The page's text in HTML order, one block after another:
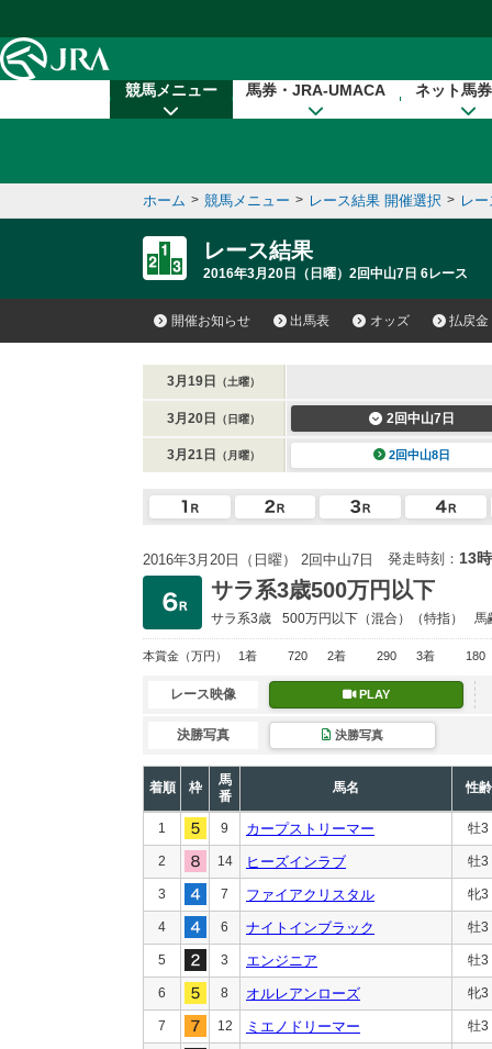
競馬メニュー 馬券・JRA-UMACA ネット馬
ホーム > 競馬メニュー > レース結果 開催選択 > レ
レース結果
2016年3月20日（日曜）2回中山7日 6レース
開催お知らせ 出馬表 オッズ 払戻金
3月19日 （土曜）
3月20日 （日曜） 2回中山7日
3月21日 （月曜） 2回中山8日
2016年3月20日（日曜） 2回中山7日 発走時刻： 13
サラ系3歳500万円以下
サラ系3歳 500万円以下 （混合）（特指） 馬
本賞金 （万円） 1着 720 2着 290 3着 180
レース映像 PLAY
決勝写真 決勝写真
着順 枠
馬
番
馬名 性齢
1 9 カープストリーマー 牡3
2 14 ヒーズインラブ 牡3
3 7 ファイアクリスタル 牝3
4 6 ナイトインブラック 牡3
5 3 エンジニア 牡3
6 8 オルレアンローズ 牝3
7 12 ミエノドリーマー 牡3